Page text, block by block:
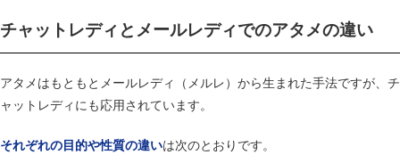
チャットレディとメールレディでのアタメの違い
アタメはもともとメールレディ（メルレ）から生まれた手法ですが、チ
ャットレディにも応用されています。
それぞれの目的や性質の違いは次のとおりです。